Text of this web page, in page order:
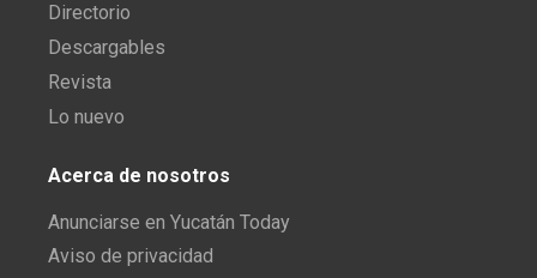
Directorio
Descargables
Revista
Lo nuevo
Acerca de nosotros
Anunciarse en Yucatán Today
Aviso de privacidad